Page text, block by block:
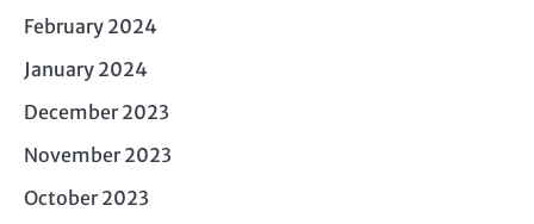
February 2024
January 2024
December 2023
November 2023
October 2023